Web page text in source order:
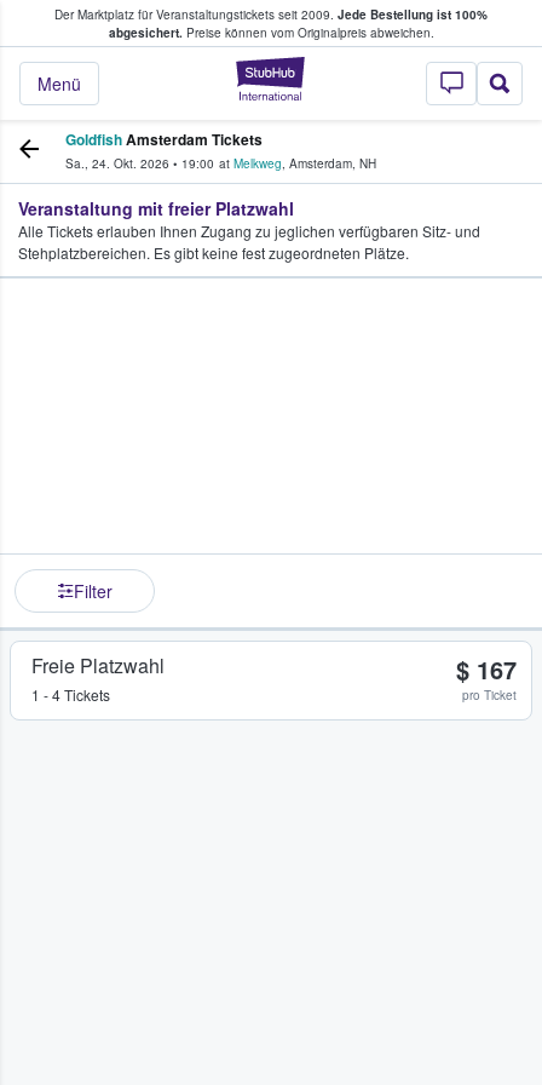
Der Marktplatz für Veranstaltungstickets seit 2009. Jede Bestellung ist 100%
abgesichert.Preise können vom Originalpreis abweichen.
StubHub - Wo
Menü
Tickets kaufen & verkaufen
GoldfishAmsterdam Tickets
Sa., 24. Okt. 2026 • 19:00 at Melkweg, Amsterdam, NH
Veranstaltung mit freier Platzwahl
Alle Tickets erlauben Ihnen Zugang zu jeglichen verfügbaren Sitz- und
Stehplatzbereichen. Es gibt keine fest zugeordneten Plätze.
Filter
Freie Platzwahl
1 - 4 Tickets
$ 167
pro Ticket